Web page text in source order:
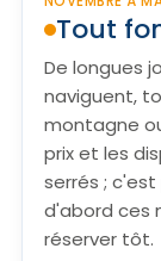
Tout
De longues
naviguent,
montagne
prix et les
serrés ;
d'abord ces
réserver tôt.